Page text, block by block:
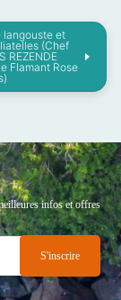
langouste et
(Chef
REZENDE
Flamant Rose
infos et offres